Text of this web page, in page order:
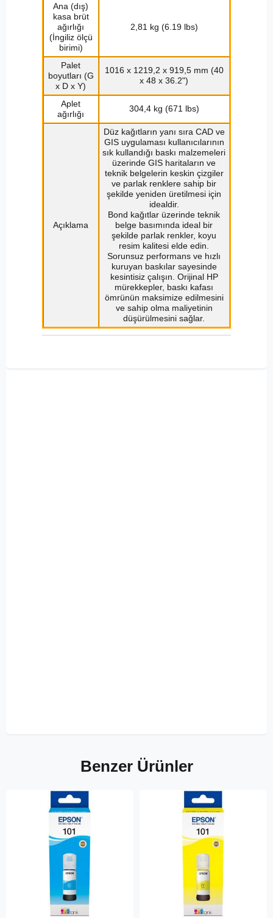
Ana (dış)
kasa brüt
ağırlığı
(İngiliz ölçü
birimi)
2,81 kg (6.19 lbs)
Palet
boyutları (G
x D x Y)
1016 x 1219,2 x 919,5 mm (40
x 48 x 36.2")
Aplet
ağırlığı
304,4 kg (671 lbs)
Açıklama
Düz kağıtların yanı sıra CAD ve
GIS uygulaması kullanıcılarının
sık kullandığı baskı malzemeleri
üzerinde GIS haritaların ve
teknik belgelerin keskin çizgiler
ve parlak renklere sahip bir
şekilde yeniden üretilmesi için
idealdir.
Bond kağıtlar üzerinde teknik
belge basımında ideal bir
şekilde parlak renkler, koyu
resim kalitesi elde edin.
Sorunsuz performans ve hızlı
kuruyan baskılar sayesinde
kesintisiz çalışın. Orijinal HP
mürekkepler, baskı kafası
ömrünün maksimize edilmesini
ve sahip olma maliyetinin
düşürülmesini sağlar.
Benzer Ürünler